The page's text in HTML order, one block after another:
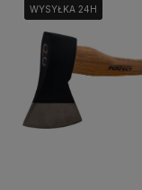
WYSYŁKA 24H
WYSYŁKA 24H
WYSYŁKA 24H